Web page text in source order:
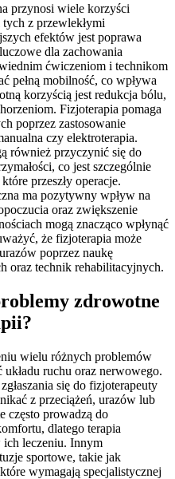
przynosi wiele korzyści
z przewlekłymi
efektów jest poprawa
dla zachowania
ćwiczeniom i technikom
pełną mobilność, co wpływa
korzyścią jest redukcja bólu,
Fizjoterapia pomaga
poprzez zastosowanie
czy elektroterapia.
również przyczynić się do
co jest szczególnie
przeszły operacje.
ma pozytywny wpływ na
oraz zwiększenie
mogą znacząco wpłynąć
że fizjoterapia może
poprzez naukę
oraz technik rehabilitacyjnych.
zdrowotne
wielu różnych problemów
ruchu oraz nerwowego.
się do fizjoterapeuty
z przeciążeń, urazów lub
często prowadzą do
dlatego terapia
ich leczeniu. Innym
sportowe, takie jak
wymagają specjalistycznej